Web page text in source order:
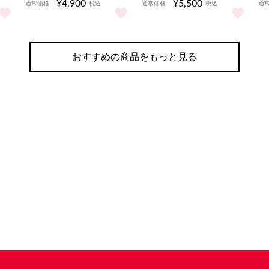
見る
プリペイド年間10GB をもっと見る
通常価格 ¥4,900 税込
アコーディオンチェア(バッグ付き) をもっと見る
通常価格 ¥5,500 税込
URAWA REDSバス ダイキ
通
おすすめの商品をもっと見る